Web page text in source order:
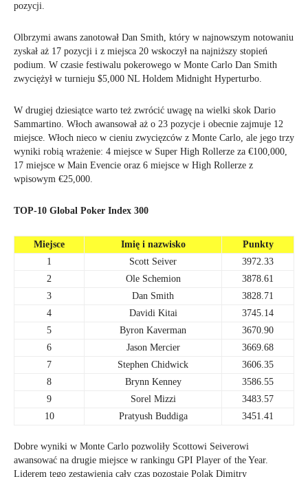
pozycji.
Olbrzymi awans zanotował Dan Smith, który w najnowszym notowaniu
zyskał aż 17 pozycji i z miejsca 20 wskoczył na najniższy stopień
podium. W czasie festiwalu pokerowego w Monte Carlo Dan Smith
zwyciężył w turnieju $5,000 NL Holdem Midnight Hyperturbo.
W drugiej dziesiątce warto też zwrócić uwagę na wielki skok Dario
Sammartino. Włoch awansował aż o 23 pozycje i obecnie zajmuje 12
miejsce. Włoch nieco w cieniu zwycięzców z Monte Carlo, ale jego trzy
wyniki robią wrażenie: 4 miejsce w Super High Rollerze za €100,000,
17 miejsce w Main Evencie oraz 6 miejsce w High Rollerze z
wpisowym €25,000.
TOP-10 Global Poker Index 300
Miejsce Imię i nazwisko
Punkty
1
Scott Seiver
3972.33
2
Ole Schemion
3878.61
3
Dan Smith
3828.71
4
Davidi Kitai
3745.14
5
Byron Kaverman
3670.90
6
Jason Mercier
3669.68
7
Stephen Chidwick
3606.35
8
Brynn Kenney
3586.55
9
Sorel Mizzi
3483.57
10
Pratyush Buddiga 3451.41
Dobre wyniki w Monte Carlo pozwoliły Scottowi Seiverowi
awansować na drugie miejsce w rankingu GPI Player of the Year.
Liderem tego zestawienia cały czas pozostaje Polak Dimitry